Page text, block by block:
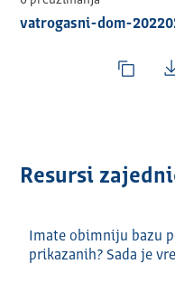
vatrogasni-dom-
Resursi
Imate obimniju bazu
prikazanih? Sada je